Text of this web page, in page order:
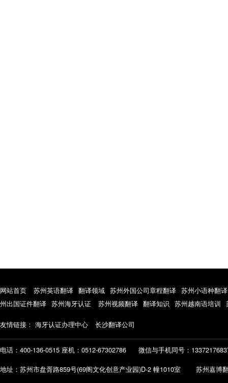
网站首页 苏州英语翻译 翻译领域 苏州外国公司章程翻译 苏州小语种翻译
州出国证件翻译 苏州海牙认证 苏州视频翻译 翻译知识 苏州越南语培训
友情链接： 海牙认证办理中心 长沙翻译公司
电话：400-136-0515 座机：0512-67302786
微信与手机同号：
地址：苏州市盘胥路859号(69阁文化创意产业园)D-2 幢1010室 苏州嘉博